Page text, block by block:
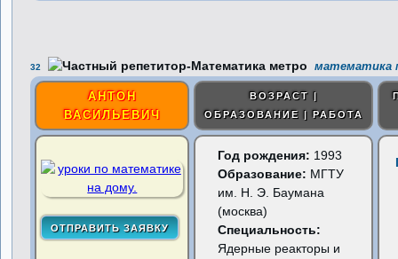
32 математика
АНТОН
ВАСИЛЬЕВИЧ
ВОЗРАСТ |
ОБРАЗОВАНИЕ | РАБОТА
Год рождения: 1993
Образование: МГТУ
им. Н. Э. Баумана
(москва)
Специальность:
Ядерные реакторы и